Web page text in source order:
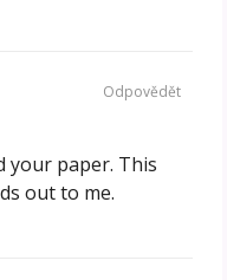
your paper. This
out to me.
Odpovědět